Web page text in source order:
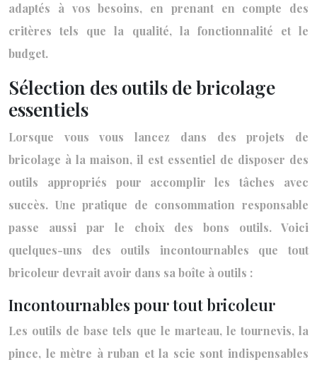
adaptés à vos besoins, en prenant en compte des
critères tels que la qualité, la fonctionnalité et le
budget.
Sélection des outils de bricolage
essentiels
Lorsque vous vous lancez dans des projets de
bricolage à la maison, il est essentiel de disposer des
outils appropriés pour accomplir les tâches avec
succès. Une pratique de consommation responsable
passe aussi par le choix des bons outils. Voici
quelques-uns des outils incontournables que tout
bricoleur devrait avoir dans sa boîte à outils :
Incontournables pour tout bricoleur
Les outils de base tels que le marteau, le tournevis, la
pince, le mètre à ruban et la scie sont indispensables